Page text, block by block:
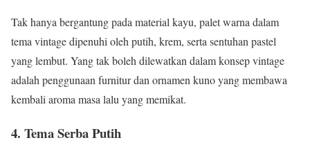
Tak hanya bergantung pada material kayu, palet warna dalam
tema vintage dipenuhi oleh putih, krem, serta sentuhan pastel
yang lembut. Yang tak boleh dilewatkan dalam konsep vintage
adalah penggunaan furnitur dan ornamen kuno yang membawa
kembali aroma masa lalu yang memikat.
4. Tema Serba Putih